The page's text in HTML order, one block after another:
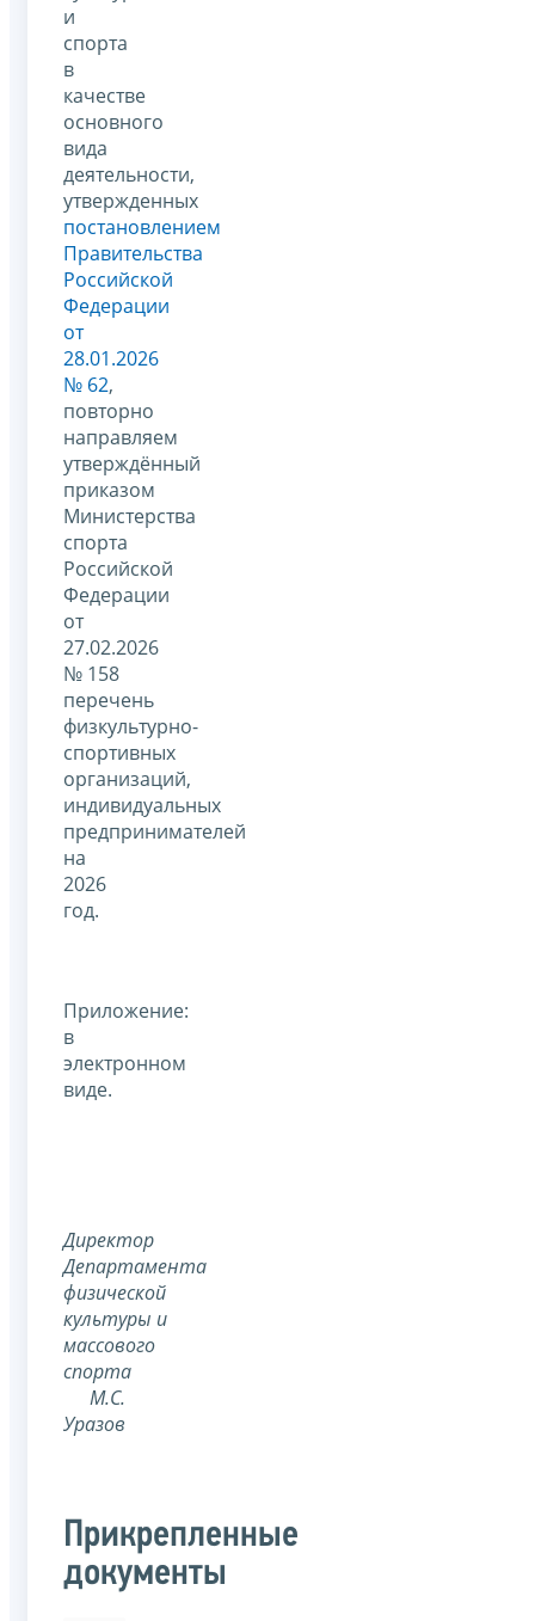
и
спорта
в
качестве
основного
вида
деятельности,
утвержденных
постановлением
Правительства
Российской
Федерации
от
28.01.2026
№ 62,
повторно
направляем
утверждённый
приказом
Министерства
спорта
Российской
Федерации
от
27.02.2026
№ 158
перечень
физкультурно-
спортивных
организаций,
индивидуальных
предпринимателей
на
2026
год.
Приложение:
в
электронном
виде.
Директор
Департамента
физической
культуры и
массового
спорта
М.С.
Уразов
Прикрепленные
документы